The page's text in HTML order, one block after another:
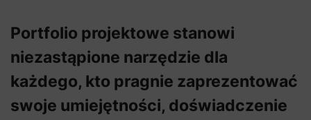
Portfolio projektowe stanowi
niezastąpione narzędzie dla
każdego, kto pragnie zaprezentować
swoje umiejętności, doświadczenie